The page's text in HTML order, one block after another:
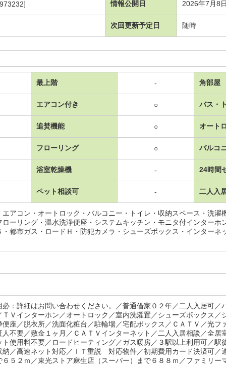
情報公開日 2026年7月8
次回更新予定日 随時
最上階 - 角部屋
エアコン付き ○ バス・
追焚機能 ○ オート
フローリング ○ バルコ
浴室乾燥機 - 24時間
ペット相談可 - 二人入
エアコン・オートロック・バルコニー・トイレ・収納スペース・洗濯
ローリング・温水洗浄便座・システムキッチン・モニタ付インターホ
・都市ガス・ロードＨ・防犯カメラ・シューズボックス・インターネ
必：詳細はお問い合わせください。／普通借家０２年／二人入居可／
ＴＶインターホン／オートロック／室内洗濯置／シューズボックス／
便座／脱衣所／洗面化粧台／駐輪場／宅配ボックス／ＣＡＴＶ／光フ
人不要／敷金１ヶ月／ＣＡＴＶインターネット／二人入居相談／全居
ト使用料不要／ロードヒーティング／ガス暖房／３駅以上利用可／駅
納／高速ネット対応／ＩＴ重説 対応物件／初期費用カード決済可／
６５２ｍ／東光ストア麻生店（スーパー）まで６８８ｍ／ファミリー